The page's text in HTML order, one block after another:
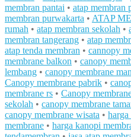
membran pantai • atap membran
membran purwakarta • ATAP
rumah • atap membran sekolah •
membran tangerang • atap
atap tenda membran • cannopy
membrane balkon • canopy
lembang • canopy membrane
Canopy membrane pabrik •
membrane rs • Canopy
sekolah • canopy membrane
canopy membrane wisata • harga
membrane • harga kanopi